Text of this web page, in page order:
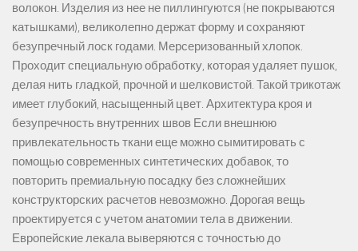
волокон. Изделия из нее не пиллингуются (не покрываются
катышками), великолепно держат форму и сохраняют
безупречный лоск годами. Мерсеризованный хлопок.
Проходит специальную обработку, которая удаляет пушок,
делая нить гладкой, прочной и шелковистой. Такой трикотаж
имеет глубокий, насыщенный цвет. Архитектура кроя и
безупречность внутренних швов Если внешнюю
привлекательность ткани еще можно сымитировать с
помощью современных синтетических добавок, то
повторить премиальную посадку без сложнейших
конструкторских расчетов невозможно. Дорогая вещь
проектируется с учетом анатомии тела в движении.
Европейские лекала выверяются с точностью до